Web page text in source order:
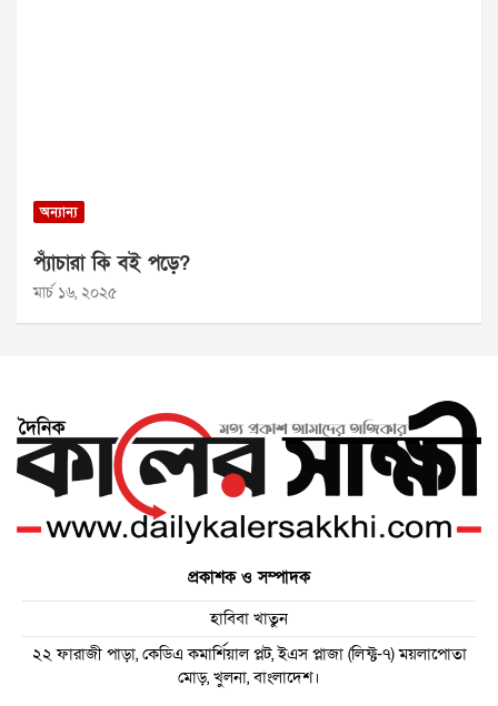
অন্যান্য
প্যাঁচারা কি বই পড়ে?
মার্চ ১৬, ২০২৫
প্রকাশক ও সম্পাদক
হাবিবা খাতুন
২২ ফারাজী পাড়া, কেডিএ কমার্শিয়াল প্লট, ইএস প্লাজা (লিফ্ট-৭) ময়লাপোতা
মোড়, খুলনা, বাংলাদেশ।